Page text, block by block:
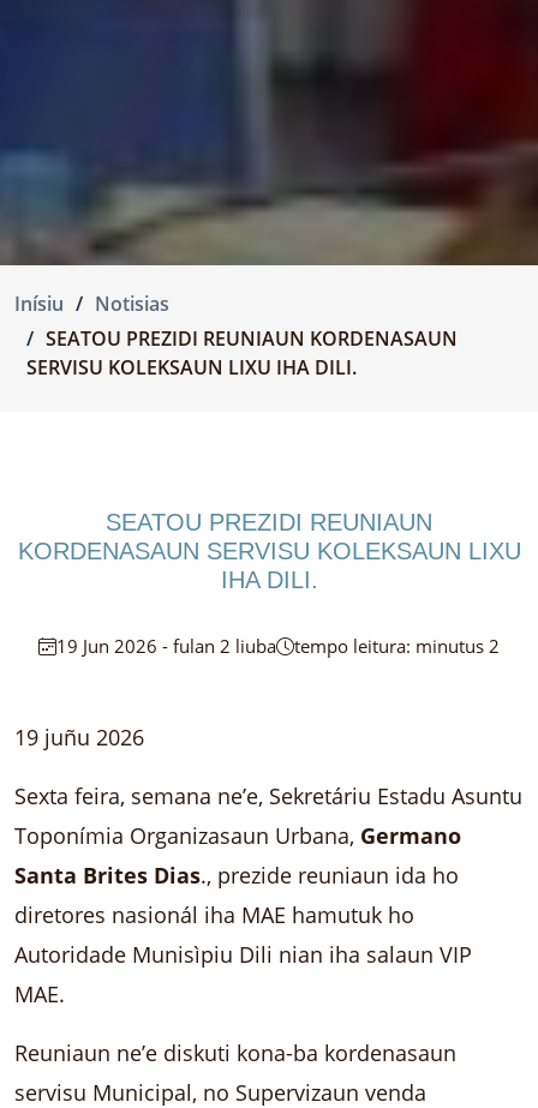
Inísiu
Notisias
SEATOU PREZIDI REUNIAUN KORDENASAUN
SERVISU KOLEKSAUN LIXU IHA DILI.
SEATOU PREZIDI REUNIAUN
KORDENASAUN SERVISU KOLEKSAUN LIXU
IHA DILI.
19 Jun 2026 - fulan 2 liuba tempo leitura: minutus 2
19 juñu 2026
Sexta feira, semana ne’e, Sekretáriu Estadu Asuntu
Toponímia Organizasaun Urbana, Germano
Santa Brites Dias., prezide reuniaun ida ho
diretores nasionál iha MAE hamutuk ho
Autoridade Munisìpiu Dili nian iha salaun VIP
MAE.
Reuniaun ne’e diskuti kona-ba kordenasaun
servisu Municipal, no Supervizaun venda